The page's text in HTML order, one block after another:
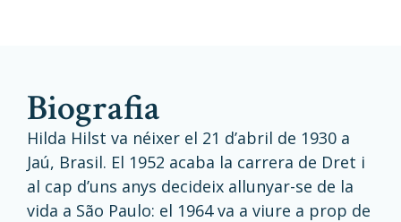
biografia
Hilda Hilst va néixer el 21 d’abril de 1930 a
Jaú, Brasil. El 1952 acaba la carrera de Dret i
al cap d’uns anys decideix allunyar-se de la
vida a São Paulo: el 1964 va a viure a prop de